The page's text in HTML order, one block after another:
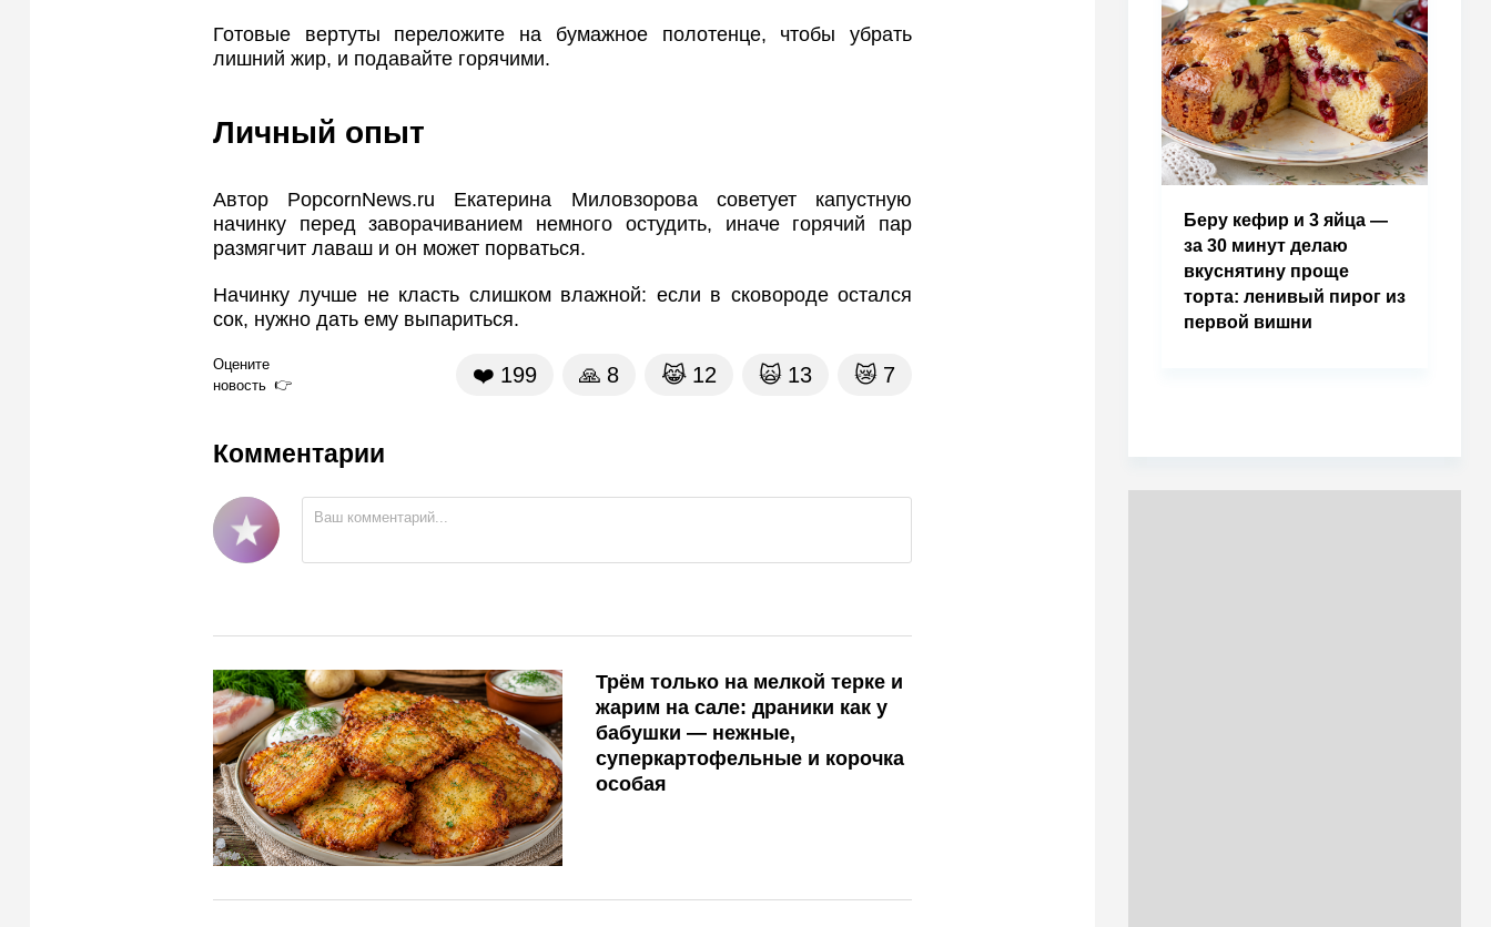
Готовые вертуты переложите на бумажное полотенце, чтобы убрать
лишний жир, и подавайте горячими.
Личный опыт
Автор PopcornNews.ru Екатерина Миловзорова советует капустную
начинку перед заворачиванием немного остудить, иначе горячий пар
размягчит лаваш и он может порваться.
Начинку лучше не класть слишком влажной: если в сковороде остался
сок, нужно дать ему выпариться.
Оцените
новость
❤️ 199 🙏 8 😹 12 🙀 13 😿 7
Комментарии
Трём только на мелкой терке и
жарим на сале: драники как у
бабушки — нежные,
суперкартофельные и корочка
особая
Беру кефир и 3 яйца —
за 30 минут делаю
вкуснятину проще
торта: ленивый пирог из
первой вишни